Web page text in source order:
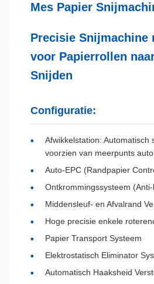
Mes Papier
Precisie Snijmachine
voor Papierrollen
Snijden
Configuratie:
Afwikkelstation: Automatisch
voorzien van meerpunts
Auto-EPC (Randpapier
Ontkrommingssysteem
Middensleuf- en Afvalrand
Hoge precisie enkele
Papier Transport Systeem
Elektrostatisch Eliminator
Automatisch Haaksheid